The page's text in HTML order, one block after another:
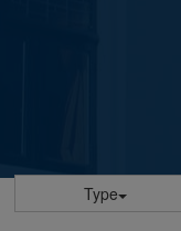
Type